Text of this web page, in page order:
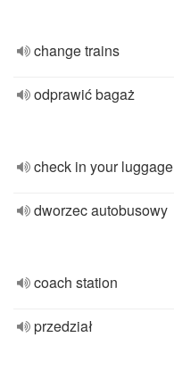
change trains
odprawić bagaż
check in your luggage
dworzec autobusowy
coach station
przedział